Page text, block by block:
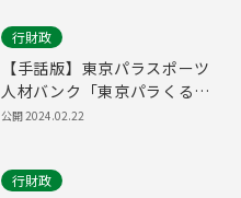
行財政
【手話版】東京パラスポーツ
人材バンク「東京パラくる」
（令和6年2月16日 東京ウィー
公開2024.02.22
行財政